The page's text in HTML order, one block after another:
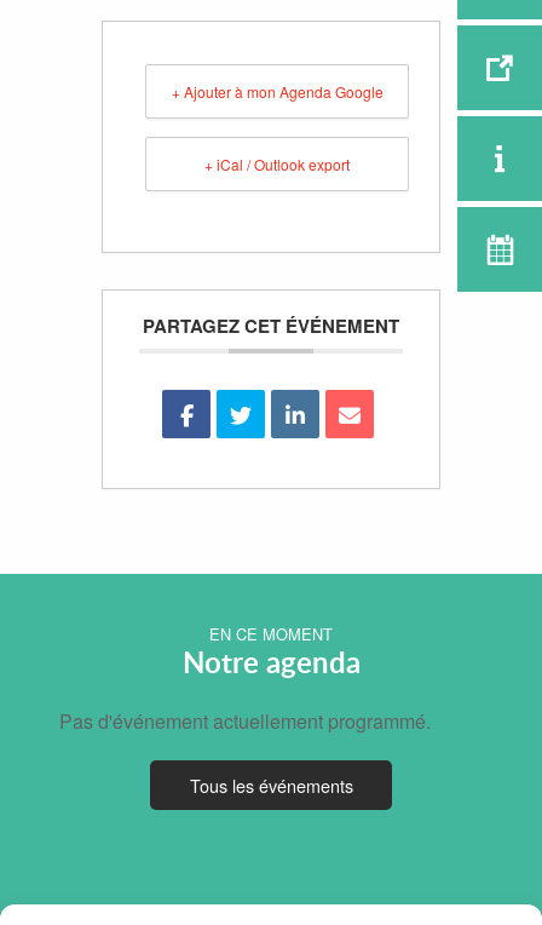
+ Ajouter à mon Agenda Google
+ iCal / Outlook export
PARTAGEZ CET ÉVÉNEMENT
EN CE MOMENT
Notre agenda
Pas d'événement actuellement programmé.
Tous les événements